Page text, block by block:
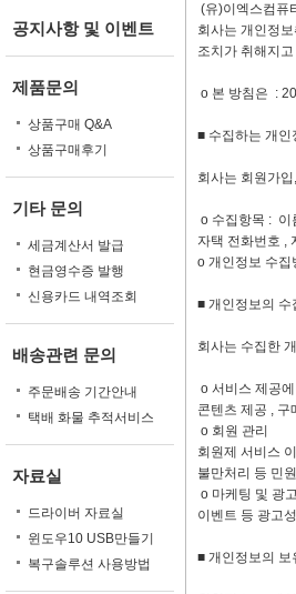
공지사항 및 이벤트
제품문의
상품구매 Q&A
상품구매후기
기타 문의
세금계산서 발급
현금영수증 발행
신용카드 내역조회
배송관련 문의
주문배송 기간안내
택배 화물 추적서비스
자료실
드라이버 자료실
윈도우10 USB만들기
복구솔루션 사용방법
(유)이엑스컴퓨
회사는 개인정
조치가 취해지
ο 본 방침은 :
■ 수집하는 개인
회사는 회원가
ο 수집항목 : 이
자택 전화번호 ,
ο 개인정보 수집
■ 개인정보의 수
회사는 수집한
ο 서비스 제공
콘텐츠 제공 , 구
ο 회원 관리
회원제 서비스
불만처리 등 민
ο 마케팅 및 광
이벤트 등 광고
■ 개인정보의 보